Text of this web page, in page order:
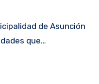
que…